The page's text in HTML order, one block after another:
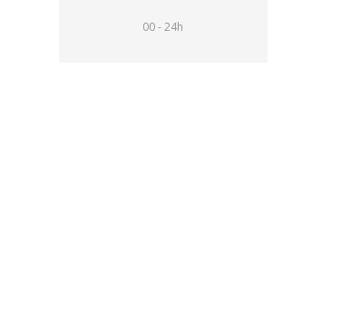
00 - 24h